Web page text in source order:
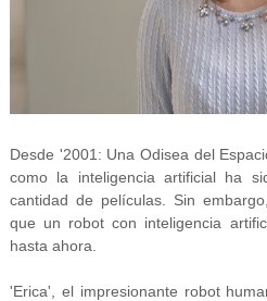
Desde '2001: Una Odisea del
como la inteligencia artificial ha
cantidad de películas. Sin
que un robot con inteligencia
hasta ahora.
'Erica', el impresionante robot